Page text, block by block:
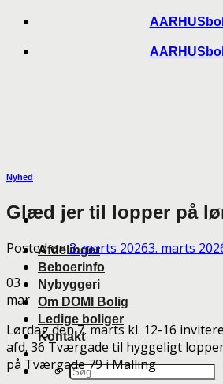
Skip
content
Afdelinger
Beboerinfo
Nybyggeri
Om DOMI Bolig
Ledige boliger
Kontakt
Nyhed
Glæd jer til lopper på
Posted on3. marts 20263. marts
03
mar
Lørdag den 7. marts kl. 12-16
afd. 36 Tværgade til hyggeligt
på Tværgade 79 i Malling